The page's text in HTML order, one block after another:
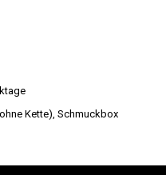
Kette), Schmuckbox